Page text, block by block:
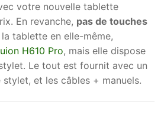
votre nouvelle tablette
En revanche, pas de touches
la tablette en elle-même,
H610 Pro, mais elle dispose
Le tout est fournit avec un
et les câbles + manuels.